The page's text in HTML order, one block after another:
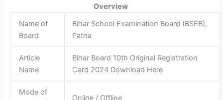
Overview
Name of
Board
Bihar School Examination Board (BSEB),
Patna
Article
Name
Bihar Board 10th Original Registration
Card 2024 Download Here
Mode of
Online / Offline